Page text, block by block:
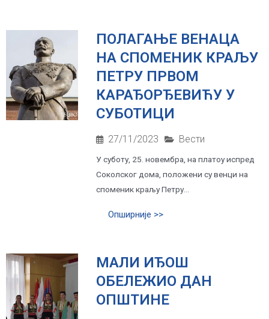
ПОЛАГАЊЕ ВЕНАЦА
НА СПОМЕНИК КРАЉУ
ПЕТРУ ПРВОМ
КАРАЂОРЂЕВИЋУ У
СУБОТИЦИ
27/11/2023 Вести
У суботу, 25. новембра, на платоу испред
Соколског дома, положени су венци на
споменик краљу Петру...
Опширније >>
МАЛИ ИЂОШ
ОБЕЛЕЖИО ДАН
ОПШТИНЕ